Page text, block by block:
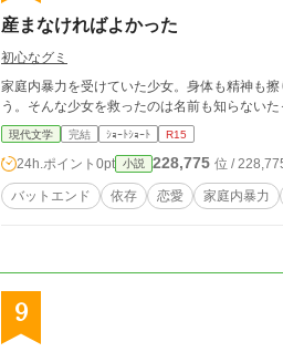
産まなければよかった
初心なグミ
家庭内暴力を受けていた少女。身体も精神も
う。そんな少女を救ったのは名前も知らない
現代文学 完結 ｼｮｰﾄｼｮｰﾄ R15
24h.ポイント 0pt 小説 228,775 位 /
バットエンド 依存 恋愛 家庭内暴力
9